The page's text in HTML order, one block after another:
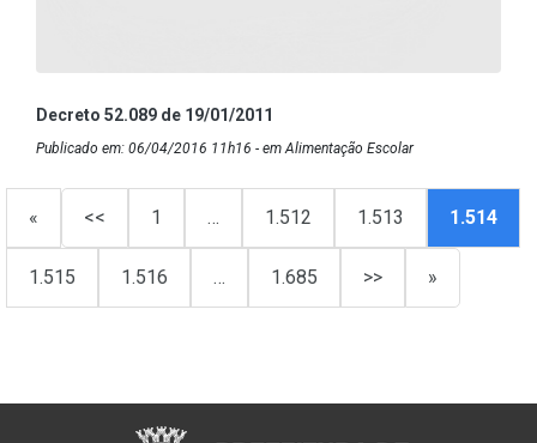
Decreto 52.089 de 19/01/2011
Publicado em: 06/04/2016 11h16 - em Alimentação Escolar
« << 1 … 1.512 1.513 1.514
1.515 1.516 … 1.685 >> »